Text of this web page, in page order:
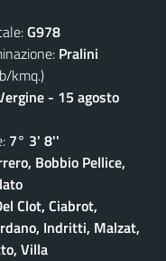
G978
Pralini
kmq.)
- 15 agosto
7° 3' 8''
Bobbio Pellice,
Clot, Ciabrot,
Indritti, Malzat,
Villa